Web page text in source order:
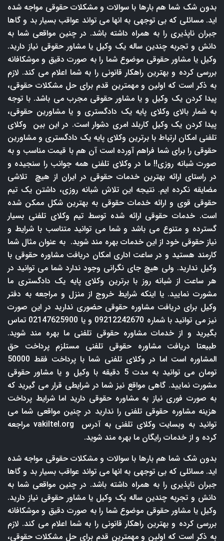
بدون شک شما هم بارها با سوالات و مشکلات حقوقی مواجه شده
اید. مسائلی که بی توجهی به انها می تواند عواقب بسیار بد و گاها
جبران ناپذیری را به همراه داشته باشد. در چنین مواقعی شما به
دانش و تجربه چندین ساله یک وکیل یا مشاور حقوقی نیاز دارید.
وکیل یا مشاور حقوقی موضوع شما را به صورت دقیق و موشکافانه
بررسی کرده و بهترین راهکار قانونی را به شما اعلام می کند. لازم
به ذکر است که اولین و مهمترین قدم برای حل مشکلات حقوقی،
پیدا کردن یک وکیل و یا مشاور حقوقی مجرب می باشد. با توجه
به شمار بالای وکلای پایه یک دادگستری و یا مشاورین حقوقی،
پیدا کردن یک وکیل کاربلد امری دشوار است. در این بین وکلای
تلفنی امکان ارتباط با برترین وکلای پایه یک دادگستری و مشاورین
حقوقی را برای شما فراهم آورده است آن هم با قیمت مناسب و به
صورت شبانه روزی!! ما در وکلای تلفنی همه جوانب را سنجیده و
در راستای ارائه بهترین خدمات حقوقی در ایران از هیچ تلاشی
مضایقه نکرده ایم. نتیجه این تلاش شبانه روزی، داشتن یک تیم
حقوقی قوی و ارائه خدمات حقوقی به بهترین شکل ممکن شده
است. خدمات حقوقی ارائه شده توسط تیم وکلای تلفنی بسیار
گسترده و متنوع می باشد و شما می توانید متناسب با شرایط و
نیاز حقوقی خود از این خدمات بهره مند شوید. به عنوان مثال شما
کارمند هستید و در ساعت اداری امکان دریافت مشاوره حقوقی با
وکیل ندارید. ولی هیچ جای نگرانی وجود ندارد شما می توانید در
هر ساعت از شبانه روز با برترین وکلای پایه یک دادگستری ما
مشورت نمایید. یا اینکه شرایط خروج از منزل و مراجعه به دفتر
وکیل برای دریافت مشاوره حقوقی حضوری ندارید در این صورت
نیز می توانید با شماره 09212242670 و یا 02147625900 تماس
بگیرید و از خدمات مشاوره حقوقی تلفنی ما بهره مند شوید.
طبیعتا دریافت مشاوره حقوقی تلفنی مستلزم پرداخت حق
المشاوره است اما در وکلای تلفنی شما با پرداخت فقط 50000
تومان می توانید به مدت 5 دقیقه با وکیل و یا مشاور حقوقی
مشورت نمایید. گاهی مواقع نیز شما در شرایطی قرار می گیرید که
به صورت فوری نیاز به مشاوره حقوقی دارید اما شرایط پرداخت
هزینه مشاوره حقوقی تلفنی را ندارید در چنین مواقعی شما می
توانید به وبسایت وکلای تلفنی به آدرس
vakiltel.org مراجعه
کرده و از خدمات رایگان ما بهره مند شوید.
بدون شک شما هم بارها با سوالات و مشکلات حقوقی مواجه شده
اید. مسائلی که بی توجهی به انها می تواند عواقب بسیار بد و گاها
جبران ناپذیری را به همراه داشته باشد. در چنین مواقعی شما به
دانش و تجربه چندین ساله یک وکیل یا مشاور حقوقی نیاز دارید.
وکیل یا مشاور حقوقی موضوع شما را به صورت دقیق و موشکافانه
بررسی کرده و بهترین راهکار قانونی را به شما اعلام می کند. لازم
به ذکر است که اولین و مهمترین قدم برای حل مشکلات حقوقی،